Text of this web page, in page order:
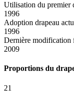
Utilisation du premier
1996
Adoption drapeau
1996
Dernière modification
2009
Proportions du
21